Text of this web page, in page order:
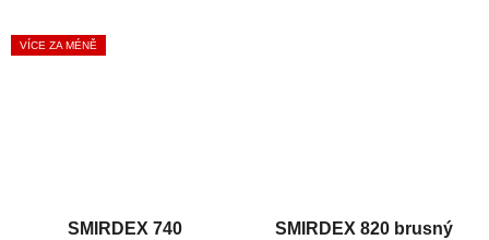
úběrem...
VÍCE ZA MÉNĚ
SMIRDEX 740
SMIRDEX 820 brusný